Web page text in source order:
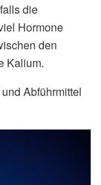
die
Hormone
den
Kalium.
Abführmittel